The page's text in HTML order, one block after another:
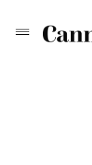
Skip Primary
Menu